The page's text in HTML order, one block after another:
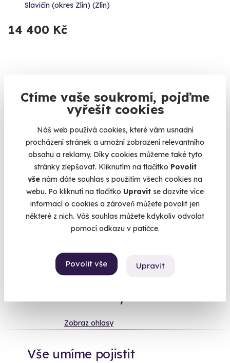
Ctíme vaše soukromí, pojďme
vyřešit cookies
Náš web používá cookies, které vám usnadní
procházení stránek a umožní zobrazení relevantního
obsahu a reklamy. Díky cookies můžeme také tyto
stránky zlepšovat. Kliknutím na tlačítko Povolit
vše nám dáte souhlas s použitím všech cookies na
webu. Po kliknutí na tlačítko Upravit se dozvíte více
informací o cookies a zároveň můžete povolit jen
některé z nich. Váš souhlas můžete kdykoliv odvolat
pomocí odkazu v patičce.
Povolit vše Upravit
Slavičín (okres Zlín) (Zlín)
14 400 Kč
Uniknout z každodenního shonu někam do krásného hotelu a
užít si přitom relaxaci v podobě wellnessu je mnohdy
v Čechách nabízí spousta. Co takhle strávit pár desítek minut
v sauně, vířivce nebo vyhřívaném bazénu, dát si příjemnou
masáž a večer se nechatpohostit skvělou večeřía skleničkou
lahodného vína? Tělo i mysl si bude připadatjak v ráji. Velmi
dobře si vyberete i mezi našimilázeňskými pobyty, ale to už
necháme na vás.
96% spokojenost zákazníků.
Zobraz ohlasy
Vše umíme pojistit